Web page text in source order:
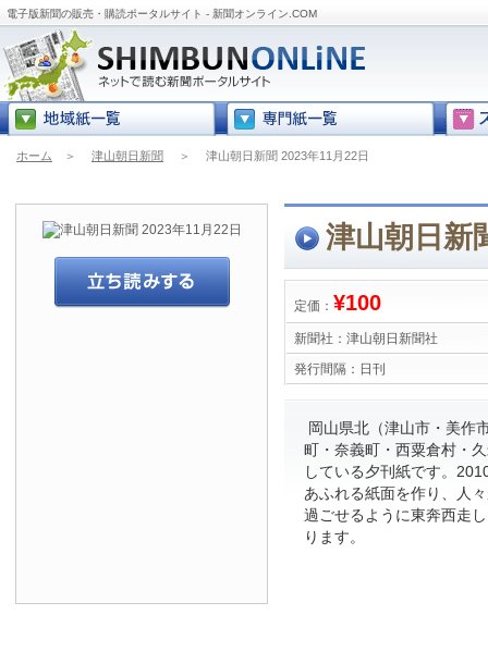
電子版新聞の販売・購読ポータルサイト - 新聞オンライン.COM
ホーム ＞ 津山朝日新聞 ＞ 津山朝日新聞 2023年11月22日
津山朝日新
定価： ¥100
新聞社： 津山朝日新聞社
発行間隔： 日刊
岡山県北（津山市・美作
町・奈義町・西粟倉村・
している夕刊紙です。
あふれる紙面を作り、人
過ごせるように東奔西走
ります。